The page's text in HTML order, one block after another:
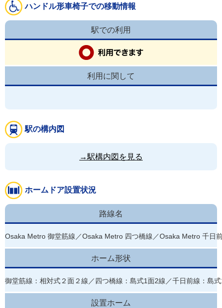
ハンドル形車椅子での移動情報
駅での利用
利用に関して
駅の構内図
→駅構内図を見る
ホームドア設置状況
路線名
Osaka Metro 御堂筋線／Osaka Metro 四つ橋線／Osaka Metro 千日
ホーム形状
御堂筋線：相対式２面２線／四つ橋線：島式1面2線／千日前線：島
設置ホーム